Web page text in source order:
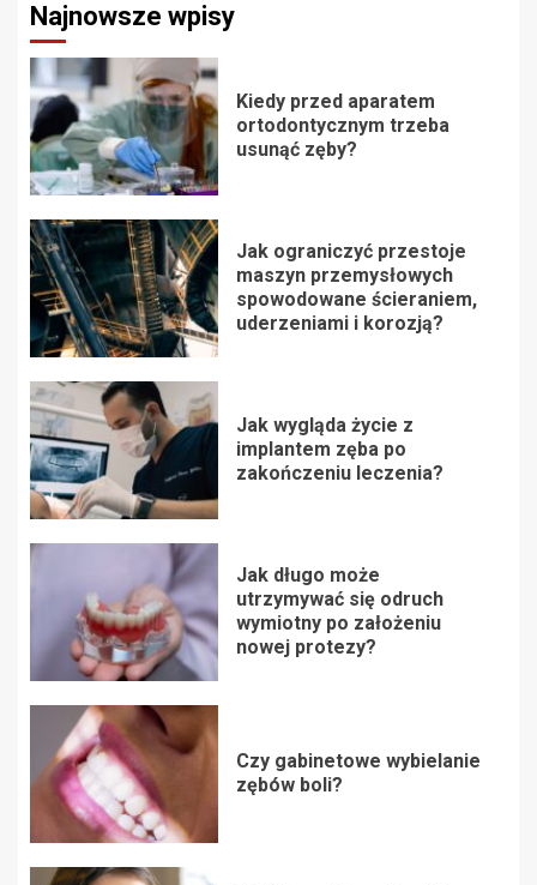
Najnowsze wpisy
Kiedy przed aparatem
ortodontycznym trzeba
usunąć zęby?
Jak ograniczyć przestoje
maszyn przemysłowych
spowodowane ścieraniem,
uderzeniami i korozją?
Jak wygląda życie z
implantem zęba po
zakończeniu leczenia?
Jak długo może
utrzymywać się odruch
wymiotny po założeniu
nowej protezy?
Czy gabinetowe wybielanie
zębów boli?